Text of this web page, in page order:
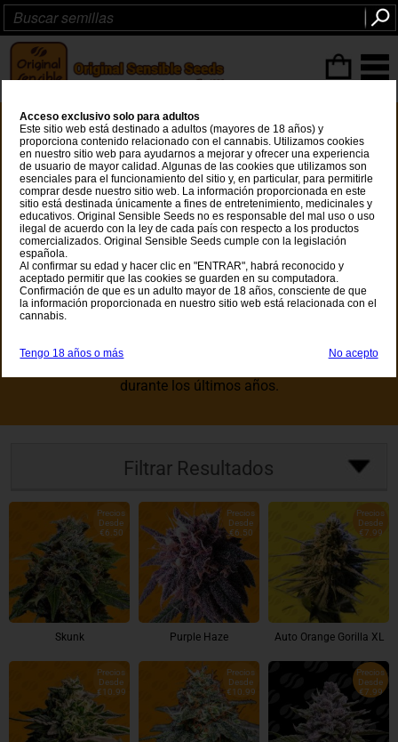
Nuevos Lanzamientos
Original Sensible Seeds siempre se ha esforzado por
ofrecerle las semillas de cannabis más potentes y
productivas del planeta, y nuestra experiencia y
conocimiento para suministrar las mejores variedades de
cannabis que existen son incomparables. De nuestros
días pioneros tempranos que establecer puntos de
referencia después de que pensamos que nunca
podríamos superar pero con la industria del cannabis en
expansión en los últimos años nuestra capacidad para
alcanzar y desarrollar una gama más amplia ha
en particular, nuestro acceso a EE.UU. Costa Oeste
durante los últimos años.
Filtrar Resultados
Precios
Desde
€6.50
Skunk
Precios
Desde
€6.50
Purple Haze
Precios
Desde
€7.99
Auto Orange Gorilla XL
Precios
Desde
€10.99
Precios
Desde
€10.99
Precios
Desde
€7.99
Acceso exclusivo solo para adultos
Este sitio web está destinado a adultos (mayores de 18 años) y
proporciona contenido relacionado con el cannabis. Utilizamos cookies
en nuestro sitio web para ayudarnos a mejorar y ofrecer una experiencia
de usuario de mayor calidad. Algunas de las cookies que utilizamos son
esenciales para el funcionamiento del sitio y, en particular, para permitirle
comprar desde nuestro sitio web. La información proporcionada en este
sitio está destinada únicamente a fines de entretenimiento, medicinales y
educativos. Original Sensible Seeds no es responsable del mal uso o uso
ilegal de acuerdo con la ley de cada país con respecto a los productos
comercializados. Original Sensible Seeds cumple con la legislación
española.
Al confirmar su edad y hacer clic en "ENTRAR", habrá reconocido y
aceptado permitir que las cookies se guarden en su computadora.
Confirmación de que es un adulto mayor de 18 años, consciente de que
la información proporcionada en nuestro sitio web está relacionada con el
cannabis.
Tengo 18 años o más No acepto